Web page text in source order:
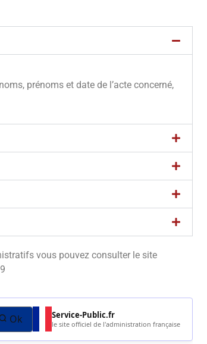
prénoms et date de l’acte concerné,
vous pouvez consulter le site
Ok Service-Public.fr
le site officiel de l'administration française